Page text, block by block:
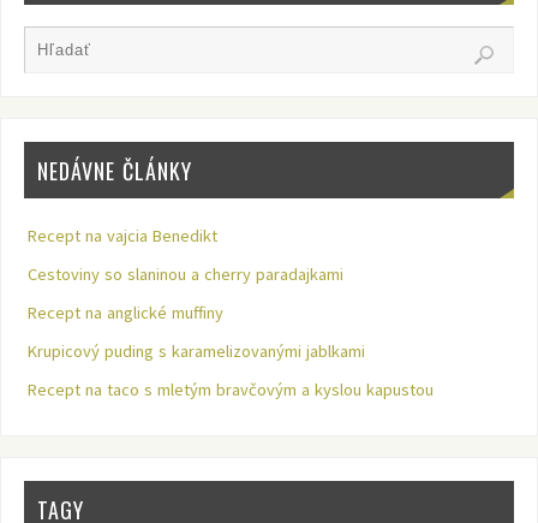
NEDÁVNE ČLÁNKY
Recept na vajcia Benedikt
Cestoviny so slaninou a cherry paradajkami
Recept na anglické muffiny
Krupicový puding s karamelizovanými jablkami
Recept na taco s mletým bravčovým a kyslou kapustou
TAGY